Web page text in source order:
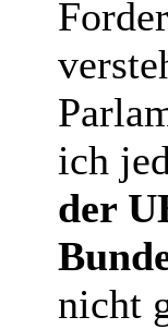
ich
der
nicht